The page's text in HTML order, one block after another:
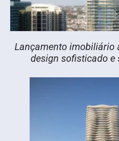
Lançamento imobiliário
design sofisticado e